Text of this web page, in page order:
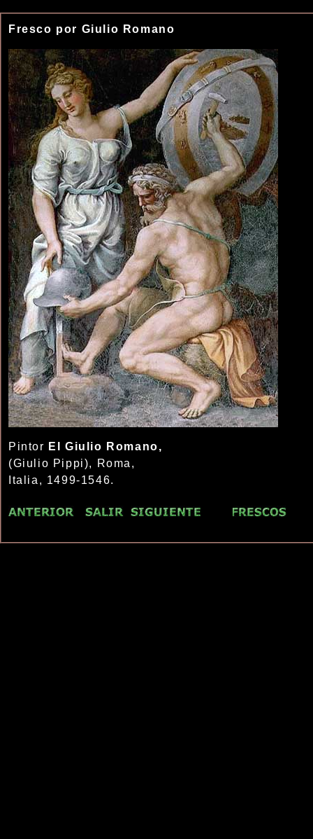
Fresco por Giulio Romano
Pintor El Giulio Romano,
(Giulio Pippi), Roma,
Italia, 1499-1546.